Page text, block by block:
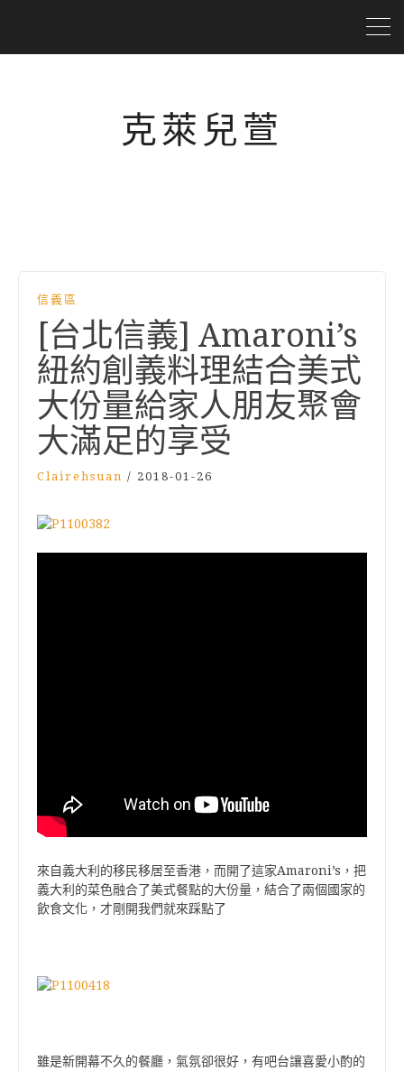
克萊兒萱
信義區
[台北信義] Amaroni’s
紐約創義料理結合美式
大份量給家人朋友聚會
大滿足的享受
Clairehsuan / 2018-01-26
來自義大利的移民移居至香港，而開了這家Amaroni’s，把
義大利的菜色融合了美式餐點的大份量，結合了兩個國家的
飲食文化，才剛開我們就來踩點了
雖是新開幕不久的餐廳，氣氛卻很好，有吧台讓喜愛小酌的